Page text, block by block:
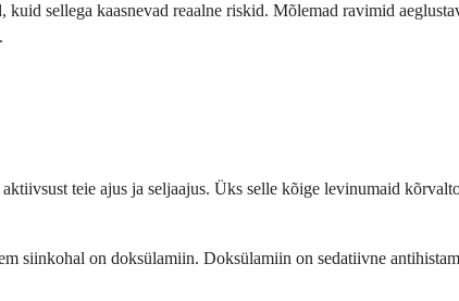
sellega kaasnevad reaalne riskid. Mõlemad ravimid
teie ajus ja seljaajus. Üks selle kõige levinumaid
siinkohal on doksülamiin. Doksülamiin on sedatiivne